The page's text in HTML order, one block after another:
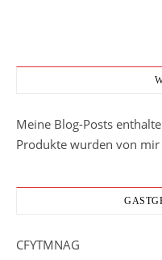
Meine Blog-Posts
Produkte wurden von
CFYTMNAG